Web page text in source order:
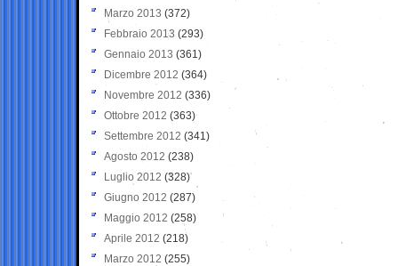
Marzo 2013 (372)
Febbraio 2013 (293)
Gennaio 2013 (361)
Dicembre 2012 (364)
Novembre 2012 (336)
Ottobre 2012 (363)
Settembre 2012 (341)
Agosto 2012 (238)
Luglio 2012 (328)
Giugno 2012 (287)
Maggio 2012 (258)
Aprile 2012 (218)
Marzo 2012 (255)